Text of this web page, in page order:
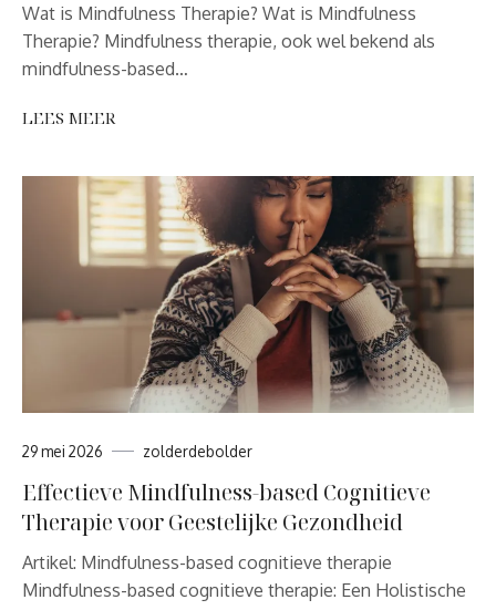
Wat is Mindfulness Therapie? Wat is Mindfulness
Therapie? Mindfulness therapie, ook wel bekend als
mindfulness-based…
LEES MEER
29 mei 2026 zolderdebolder
Effectieve Mindfulness-based Cognitieve
Therapie voor Geestelijke Gezondheid
Artikel: Mindfulness-based cognitieve therapie
Mindfulness-based cognitieve therapie: Een Holistische